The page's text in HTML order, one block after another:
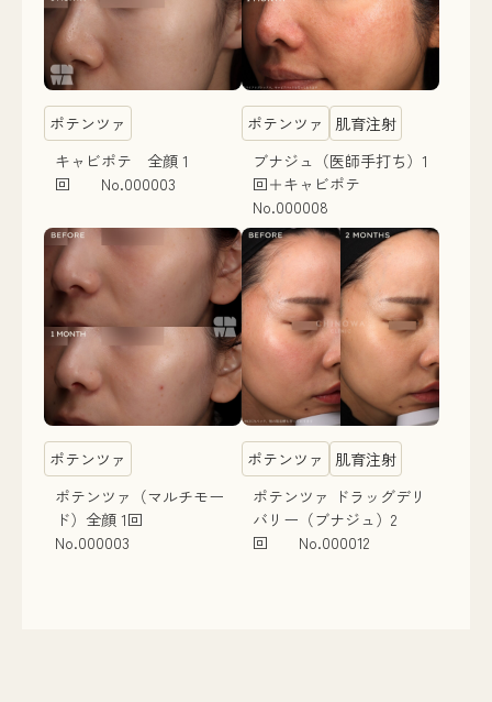
ポテンツァ
キャビポテ 全顔 1
回 No.000003
ポテンツァ
肌育注射
ブナジュ（医師手打ち）1
回＋キャビポテ
No.000008
ポテンツァ
ポテンツァ（マルチモー
ド）全顔 1回
No.000003
ポテンツァ
肌育注射
ポテンツァ ドラッグデリ
バリー（ブナジュ）2
回 No.000012